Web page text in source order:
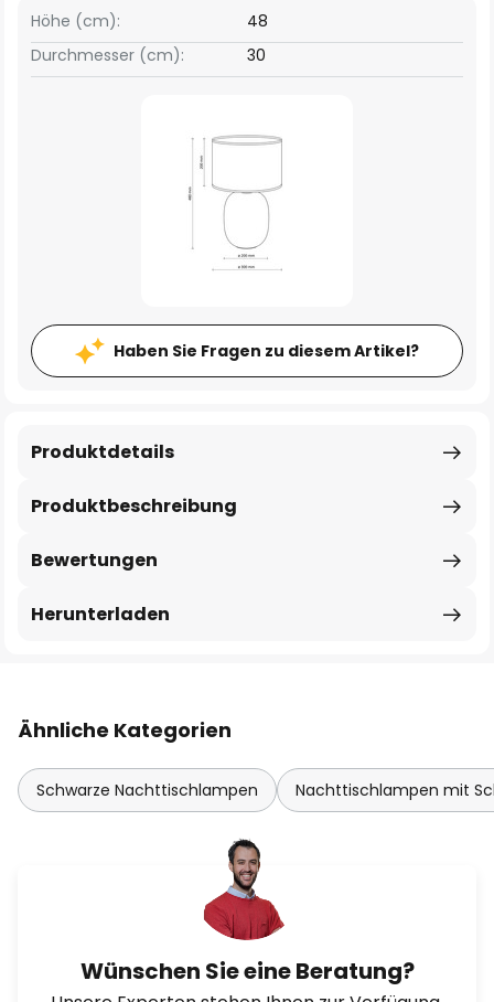
Höhe (cm):
48
Durchmesser (cm):
30
Haben Sie Fragen zu diesem Artikel?
Produktbeschreibung
Produktdetails
Bewertungen
Herunterladen
Ähnliche Kategorien
Schwarze Nachttischlampen Nachttischlampen mit
Wünschen Sie eine Beratung?